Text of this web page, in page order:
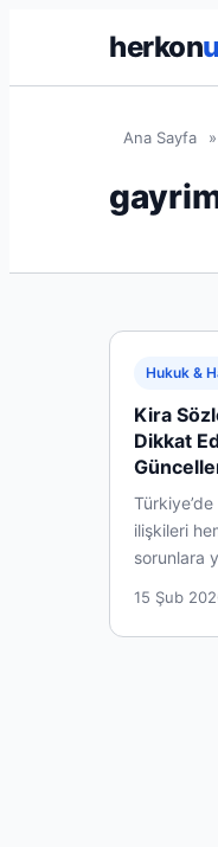
herkonu
Ana Sayfa »
Hukuk &
Kira
Dikkat
ilişkileri
sorunlara
15 Şub